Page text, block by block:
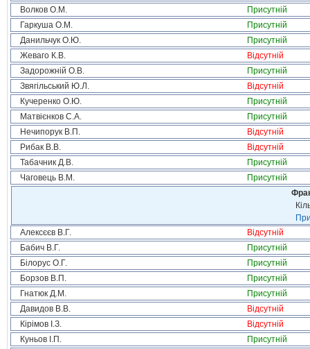
Волков О.М.
Присутній
Гаркуша О.М.
Присутній
Данильчук О.Ю.
Присутній
Жеваго К.В.
Відсутній
Задорожній О.В.
Присутній
Звягільський Ю.Л.
Відсутній
Кучеренко О.Ю.
Присутній
Матвієнков С.А.
Присутній
Нечипорук В.П.
Відсутній
Рибак В.В.
Відсутній
Табачник Д.В.
Присутній
Чаговець В.М.
Присутній
Алексєєв В.Г.
Відсутній
Бабич В.Г.
Присутній
Білорус О.Г.
Присутній
Борзов В.П.
Присутній
Гнатюк Д.М.
Присутній
Давидов В.В.
Відсутній
Кірімов І.З.
Відсутній
Куньов І.П.
Присутній